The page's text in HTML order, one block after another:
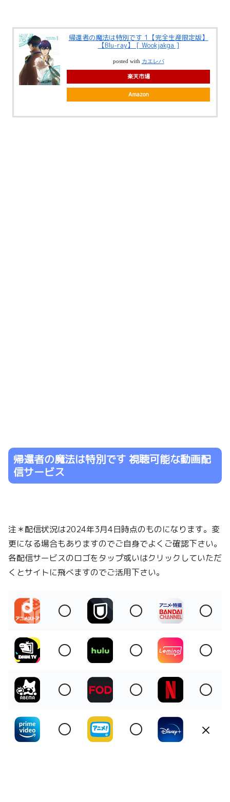
帰還者の魔法は特別です 1【完全生産限定版】
【Blu-ray】 [ Wookjakga ]
posted with カエレバ
楽天市場
Amazon
帰還者の魔法は特別です 視聴可能な動画配
信サービス
注＊配信状況は2024年3月4日時点のものになります。変
更になる場合もありますのでご自身でよくご確認下さい。
各配信サービスのロゴをタップ或いはクリックしていただ
くとサイトに飛べますのでご活用下さい。
〇 〇
〇
〇
〇
〇
〇
〇
〇
〇
〇 ×